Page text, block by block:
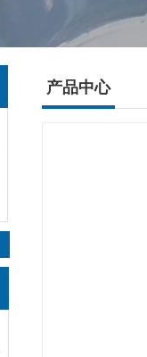
产品中心